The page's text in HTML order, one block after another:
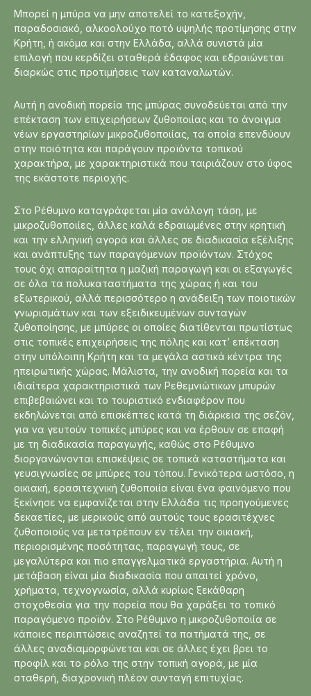
Μπορεί η μπύρα να μην αποτελεί το κατεξοχήν,
παραδοσιακό, αλκοολούχο ποτό υψηλής προτίμησης στην
Κρήτη, ή ακόμα και στην Ελλάδα, αλλά συνιστά μία
επιλογή που κερδίζει σταθερά έδαφος και εδραιώνεται
διαρκώς στις προτιμήσεις των καταναλωτών.
Αυτή η ανοδική πορεία της μπύρας συνοδεύεται από την
επέκταση των επιχειρήσεων ζυθοποιίας και το άνοιγμα
νέων εργαστηρίων μικροζυθοποιίας, τα οποία επενδύουν
στην ποιότητα και παράγουν προϊόντα τοπικού
χαρακτήρα, με χαρακτηριστικά που ταιριάζουν στο ύφος
της εκάστοτε περιοχής.
Στο Ρέθυμνο καταγράφεται μία ανάλογη τάση, με
μικροζυθοποιίες, άλλες καλά εδραιωμένες στην κρητική
και την ελληνική αγορά και άλλες σε διαδικασία εξέλιξης
και ανάπτυξης των παραγόμενων προϊόντων. Στόχος
τους όχι απαραίτητα η μαζική παραγωγή και οι εξαγωγές
σε όλα τα πολυκαταστήματα της χώρας ή και του
εξωτερικού, αλλά περισσότερο η ανάδειξη των ποιοτικών
γνωρισμάτων και των εξειδικευμένων συνταγών
ζυθοποίησης, με μπύρες οι οποίες διατίθενται πρωτίστως
στις τοπικές επιχειρήσεις της πόλης και κατ’ επέκταση
στην υπόλοιπη Κρήτη και τα μεγάλα αστικά κέντρα της
ηπειρωτικής χώρας. Μάλιστα, την ανοδική πορεία και τα
ιδιαίτερα χαρακτηριστικά των Ρεθεμνιώτικων μπυρών
επιβεβαιώνει και το τουριστικό ενδιαφέρον που
εκδηλώνεται από επισκέπτες κατά τη διάρκεια της σεζόν,
για να γευτούν τοπικές μπύρες και να έρθουν σε επαφή
με τη διαδικασία παραγωγής, καθώς στο Ρέθυμνο
διοργανώνονται επισκέψεις σε τοπικά καταστήματα και
γευσιγνωσίες σε μπύρες του τόπου. Γενικότερα ωστόσο, η
οικιακή, ερασιτεχνική ζυθοποιία είναι ένα φαινόμενο που
ξεκίνησε να εμφανίζεται στην Ελλάδα τις προηγούμενες
δεκαετίες, με μερικούς από αυτούς τους ερασιτέχνες
ζυθοποιούς να μετατρέπουν εν τέλει την οικιακή,
περιορισμένης ποσότητας, παραγωγή τους, σε
μεγαλύτερα και πιο επαγγελματικά εργαστήρια. Αυτή η
μετάβαση είναι μία διαδικασία που απαιτεί χρόνο,
χρήματα, τεχνογνωσία, αλλά κυρίως ξεκάθαρη
στοχοθεσία για την πορεία που θα χαράξει το τοπικό
παραγόμενο προϊόν. Στο Ρέθυμνο η μικροζυθοποιία σε
κάποιες περιπτώσεις αναζητεί τα πατήματά της, σε
άλλες αναδιαμορφώνεται και σε άλλες έχει βρει το
προφίλ και το ρόλο της στην τοπική αγορά, με μία
σταθερή, διαχρονική πλέον συνταγή επιτυχίας.